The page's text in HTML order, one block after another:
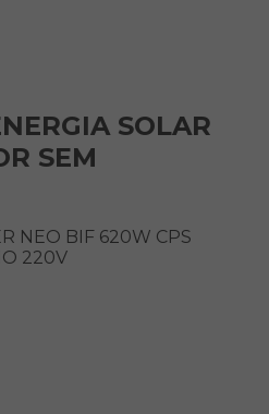
SOLAR
SEM
NEO BIF 620W CPS
220V